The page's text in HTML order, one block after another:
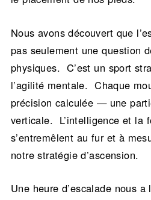
Nous avons découvert que
pas seulement une question
physiques. C’est un sport
l’agilité mentale. Chaque
précision calculée — une
verticale. L’intelligence et la
s’entremêlent au fur et à
notre stratégie d’ascension.
Une heure d’escalade nous